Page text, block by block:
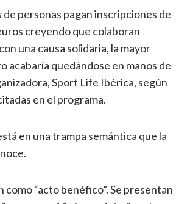
personas pagan inscripciones de
creyendo que colaboran
una causa solidaria, la mayor
acabaría quedándose en manos de
Sport Life Ibérica, según
en el programa.
en una trampa semántica que la
como “acto benéfico”. Se presentan